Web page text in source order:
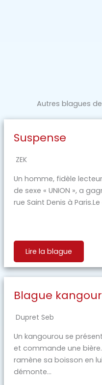
Autres blagues
Suspense
ZEK
Un homme, fidèle
de sexe « UNION », a
rue Saint Denis à
Lire la blague
Blague
Dupret Seb
Un kangourou se
et commande une
ramène sa boisson en
démonte...